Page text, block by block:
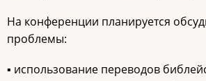
На конференции планируется
проблемы:
▪ использование переводов